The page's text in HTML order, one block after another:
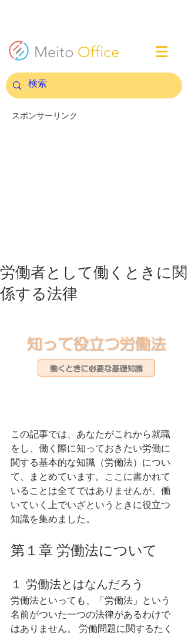
Meito Office
スポンサーリンク
労働者として働くときに関
係する法律
この記事では、あなたがこれから就職
をし、働く際に知っておきたい労働に
関する基本的な知識（労働法）につい
て、まとめています。ここに書かれて
いることは全てではありませんが、働
いていく上でいざというときに役立つ
知識を集めました。
第１章 労働法について
１ 労働法とはなんだろう
労働法といっても、「労働法」という
名前がついた一つの法律があるわけで
はありません。 労働問題に関するたく